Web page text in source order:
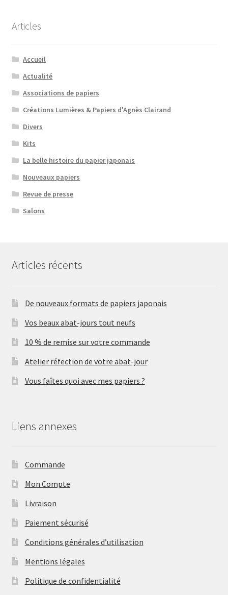
Articles
Accueil
Actualité
Associations de papiers
Créations Lumières & Papiers d'Agnès Clairand
Divers
Kits
La belle histoire du papier japonais
Nouveaux papiers
Revue de presse
Salons
Articles récents
De nouveaux formats de papiers japonais
Vos beaux abat-jours tout neufs
10 % de remise sur votre commande
Atelier réfection de votre abat-jour
Vous faîtes quoi avec mes papiers ?
Liens annexes
Commande
Mon Compte
Livraison
Paiement sécurisé
Conditions générales d’utilisation
Mentions légales
Politique de confidentialité